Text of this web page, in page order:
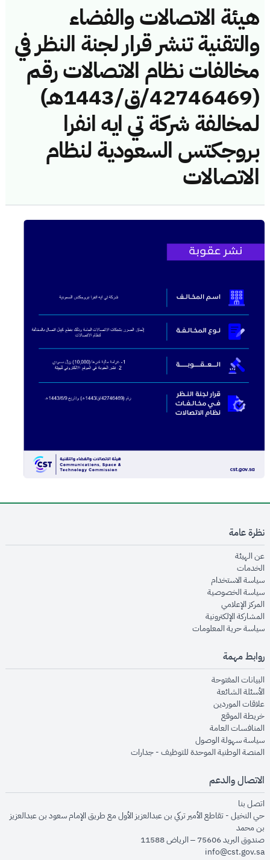
هيئة الاتصالات والفضاء
والتقنية تنشر قرار لجنة النظر في
مخالفات نظام الاتصالات رقم
(42746469/ق/1443هـ)
لمخالفة شركة تي ايه انفرا
بروجكتس السعودية لنظام
الاتصالات
نظرة عامة
عن الهيئةopens in new window
الخدماتopens in new window
سياسة الاستخدام
سياسة الخصوصيةopens in new window
المركز الإعلاميopens in new window
المشاركة الإلكترونيةopens in new window
سياسة حرية المعلوماتopens in new window
روابط مهمة
البيانات المفتوحةopens in new window
الأسئلة الشائعةopens in new window
علاقات الموردينopens in new window
خريطة الموقعopens in new window
المنافسات العامةopens in new window
سياسة سهولة الوصولopens in new window
المنصة الوطنية الموحدة للتوظيف - جداراتopens in new window
الاتصال والدعم
اتصل بنا
حي النخيل - تقاطع الأمير تركي بن عبدالعزيز الأول مع طريق الإمام سعود بن عبدالعزيز
بن محمد
صندوق البريد 75606 – الرياض 11588
info@cst.gov.sa